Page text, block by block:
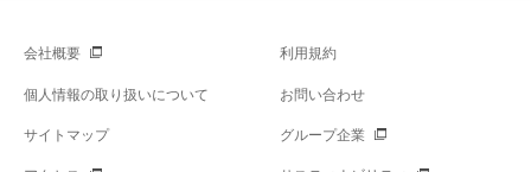
会社概要 利用規約
個人情報の取り扱いについて お問い合わせ
サイトマップ グループ企業